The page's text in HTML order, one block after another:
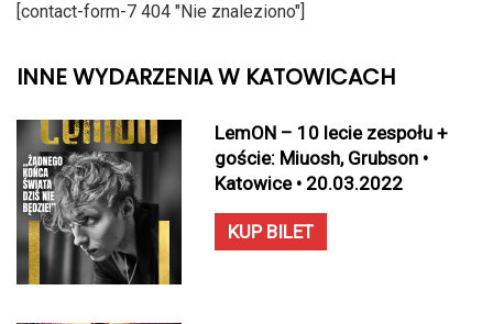
[contact-form-7 404 "Nie znaleziono"]
INNE WYDARZENIA W KATOWICACH
LemON – 10 lecie zespołu +
goście: Miuosh, Grubson •
Katowice • 20.03.2022
KUP BILET